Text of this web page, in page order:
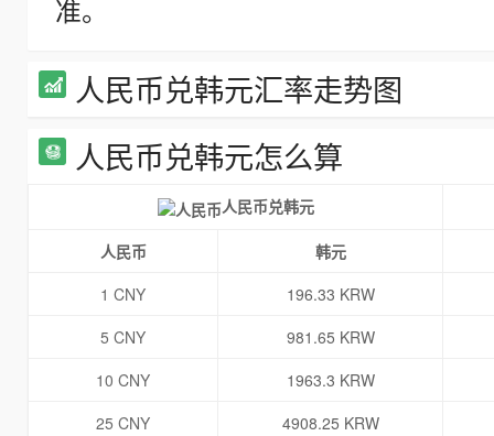
准。
人民币兑韩元汇率走势图
人民币兑韩元怎么算
人民币兑韩元
人民币
韩元
1 CNY
196.33 KRW
5 CNY
981.65 KRW
10 CNY
1963.3 KRW
25 CNY
4908.25 KRW